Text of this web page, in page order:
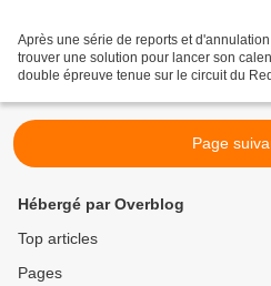
Après une série de reports et
trouver une solution pour lancer son
double épreuve tenue sur le circuit du
Page
Hébergé par Overblog
Top articles
Pages